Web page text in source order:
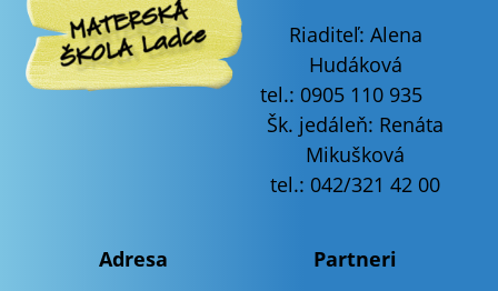
Riaditeľ: Alena
Hudáková
tel.: 0905 110 935
Šk. jedáleň: Renáta
Mikušková
tel.: 042/321 42 00
Adresa
Partneri